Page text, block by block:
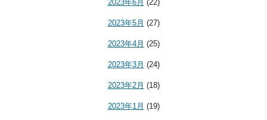
2023年6月 (22)
2023年5月 (27)
2023年4月 (25)
2023年3月 (24)
2023年2月 (18)
2023年1月 (19)